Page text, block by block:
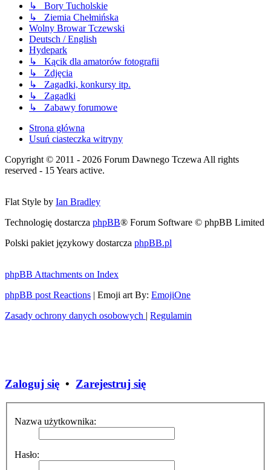
↳ Bory Tucholskie
↳ Ziemia Chełmińska
Wolny Browar Tczewski
Deutsch / English
Hydepark
↳ Kącik dla amatorów fotografii
↳ Zdjęcia
↳ Zagadki, konkursy itp.
↳ Zagadki
↳ Zabawy forumowe
Strona główna
Usuń ciasteczka witryny
Copyright © 2011 - 2026 Forum Dawnego Tczewa All rights
reserved - 15 Years active.
Flat Style by Ian Bradley
Technologię dostarcza phpBB® Forum Software © phpBB Limited
Polski pakiet językowy dostarcza phpBB.pl
phpBB Attachments on Index
phpBB post Reactions | Emoji art By: EmojiOne
Zasady ochrony danych osobowych | Regulamin
Zaloguj się • Zarejestruj się
Nazwa użytkownika:
Hasło: